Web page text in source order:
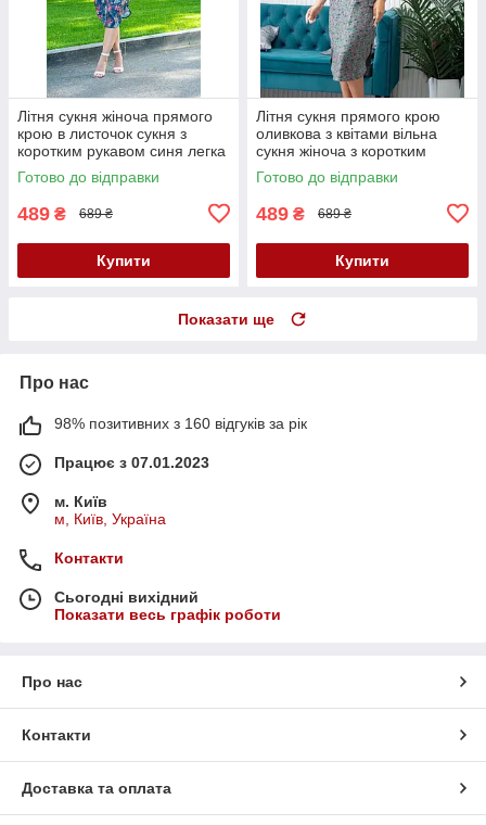
Літня сукня жіноча прямого
крою в листочок сукня з
коротким рукавом синя легка
літня сукня 40-42 44-46
Готово до відправки
489 ₴ 689 ₴
Купити
Літня сукня прямого крою
оливкова з квітами вільна
сукня жіноча з коротким
рукавом сукня з поясом
Готово до відправки
489 ₴ 689 ₴
Купити
Показати ще
Про нас
98% позитивних з 160 відгуків за рік
Працює з 07.01.2023
м. Київ
м, Київ, Україна
Контакти
Сьогодні вихідний
Показати весь графік роботи
Про нас
Контакти
Доставка та оплата